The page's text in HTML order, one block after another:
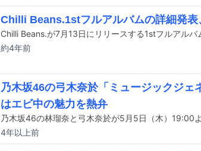
Chilli Beans.1stフルアルバムの詳細発
Chilli Beans.が7月13日にリリースする1stフルアルバ
約4年前
乃木坂46の弓木奈於「ミュージックジ
はエビ中の魅力を熱弁
4年以上前